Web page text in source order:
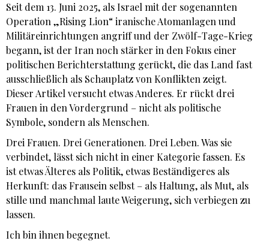
Seit dem 13. Juni 2025, als Israel mit der sogenannten
Operation „Rising Lion“ iranische Atomanlagen und
Militäreinrichtungen angriff und der Zwölf-Tage-Krieg
begann, ist der Iran noch stärker in den Fokus einer
politischen Berichterstattung gerückt, die das Land fast
ausschließlich als Schauplatz von Konflikten zeigt.
Dieser Artikel versucht etwas Anderes. Er rückt drei
Frauen in den Vordergrund – nicht als politische
Symbole, sondern als Menschen.
Drei Frauen. Drei Generationen. Drei Leben. Was sie
verbindet, lässt sich nicht in einer Kategorie fassen. Es
ist etwas Älteres als Politik, etwas Beständigeres als
Herkunft: das Frausein selbst – als Haltung, als Mut, als
stille und manchmal laute Weigerung, sich verbiegen zu
lassen.
Ich bin ihnen begegnet.